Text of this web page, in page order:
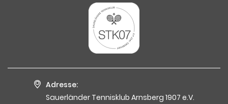
Adresse:
Sauerländer Tennisklub Arnsberg 1907 e.V.